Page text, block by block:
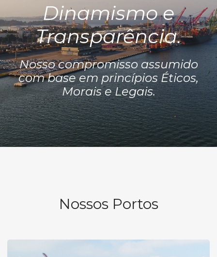
Dinamismo e
Transparência.
Nosso compromisso assumido
com base em princípios Éticos,
Morais e Legais.
Nossos Portos